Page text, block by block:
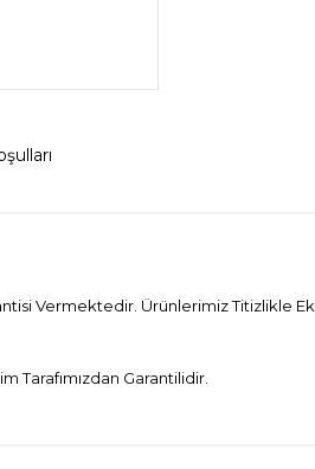
Vermektedir. Ürünlerimiz Titizlikle
Tarafımızdan Garantilidir.